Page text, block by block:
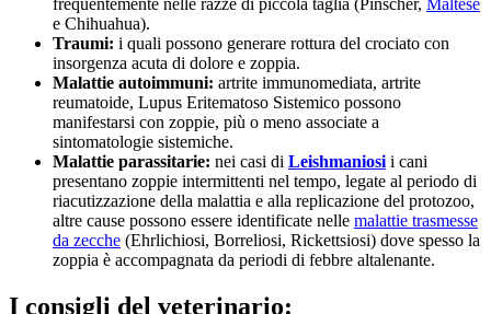
e Chihuahua).
Traumi: i quali possono generare rottura del crociato con
insorgenza acuta di dolore e zoppia.
Malattie autoimmuni: artrite immunomediata, artrite
reumatoide, Lupus Eritematoso Sistemico possono
manifestarsi con zoppie, più o meno associate a
sintomatologie sistemiche.
Malattie parassitarie: nei casi di Leishmaniosi i cani
presentano zoppie intermittenti nel tempo, legate al periodo di
riacutizzazione della malattia e alla replicazione del protozoo,
altre cause possono essere identificate nelle malattie trasmesse
da zecche (Ehrlichiosi, Borreliosi, Rickettsiosi) dove spesso la
zoppia è accompagnata da periodi di febbre altalenante.
I consigli del veterinario: